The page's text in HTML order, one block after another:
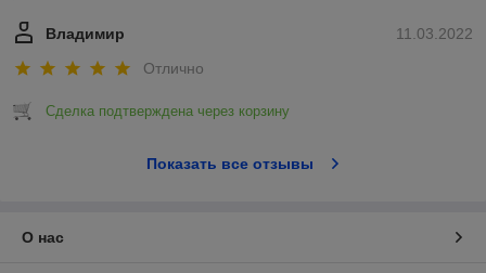
11.03.2022
Владимир
Отлично
Сделка подтверждена через корзину
Показать все отзывы
О нас